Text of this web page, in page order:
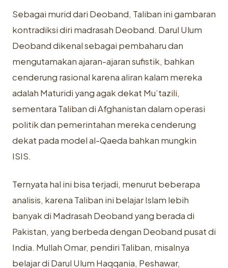
Sebagai murid dari Deoband, Taliban ini gambaran
kontradiksi diri madrasah Deoband. Darul Ulum
Deoband dikenal sebagai pembaharu dan
mengutamakan ajaran-ajaran sufistik, bahkan
cenderung rasional karena aliran kalam mereka
adalah Maturidi yang agak dekat Mu’tazili,
sementara Taliban di Afghanistan dalam operasi
politik dan pemerintahan mereka cenderung
dekat pada model al-Qaeda bahkan mungkin
ISIS.
Ternyata hal ini bisa terjadi, menurut beberapa
analisis, karena Taliban ini belajar Islam lebih
banyak di Madrasah Deoband yang berada di
Pakistan, yang berbeda dengan Deoband pusat di
India. Mullah Omar, pendiri Taliban, misalnya
belajar di Darul Ulum Haqqania, Peshawar,